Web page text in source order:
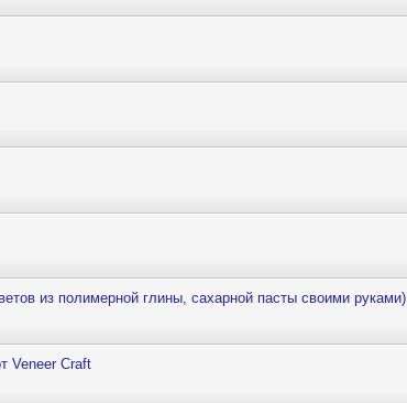
из полимерной глины, сахарной пасты своими руками)
Veneer Craft